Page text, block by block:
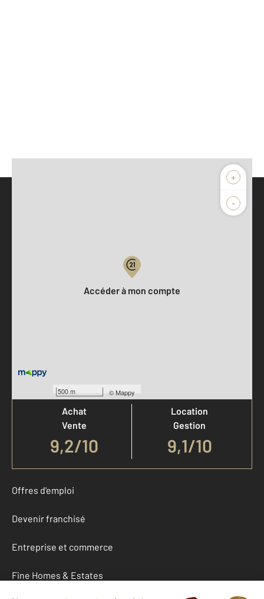
+
-
500 m ©Mappy
Accéder à mon compte
Votre agence est notée
Achat
Vente
9,2/10
Location
Gestion
9,1/10
Offres d'emploi
Devenir franchisé
Entreprise et commerce
Fine Homes & Estates